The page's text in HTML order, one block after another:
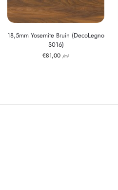
18,5mm Yosemite Bruin (DecoLegno
S016)
€81,00 /m²